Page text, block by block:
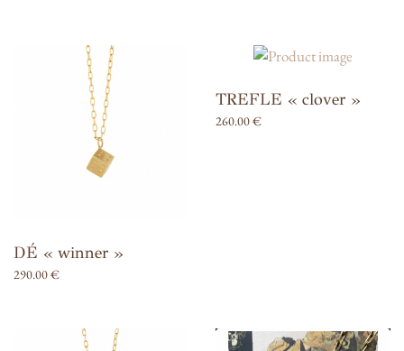
DÉ « winner »
290.00€
TREFLE « clover »
260.00€